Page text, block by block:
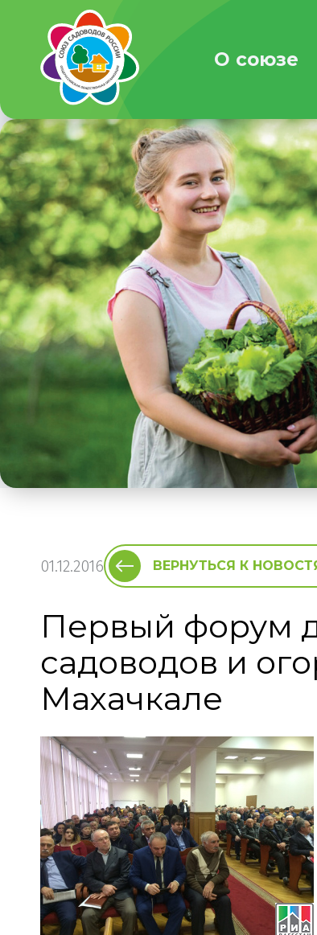
О союзе
01.12.2016 ВЕРНУТЬСЯ К
Первый форум
садоводов и
Махачкале